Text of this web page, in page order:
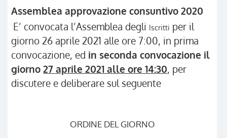
Assemblea approvazione consuntivo 2020
E’ convocata l’Assemblea degli Iscritti per il
giorno 26 aprile 2021 alle ore 7:00, in prima
convocazione, ed in seconda convocazione il
giorno 27 aprile 2021 alle ore 14:30, per
discutere e deliberare sul seguente
ORDINE DEL GIORNO